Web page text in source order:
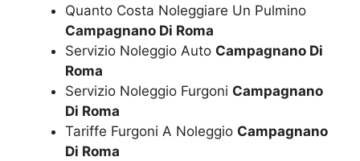
Quanto Costa Noleggiare Un Pulmino
Campagnano Di Roma
Servizio Noleggio Auto Campagnano Di
Roma
Servizio Noleggio Furgoni Campagnano
Di Roma
Tariffe Furgoni A Noleggio Campagnano
Di Roma